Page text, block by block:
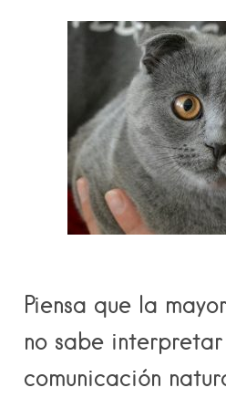
Piensa que la
no sabe
comunicación